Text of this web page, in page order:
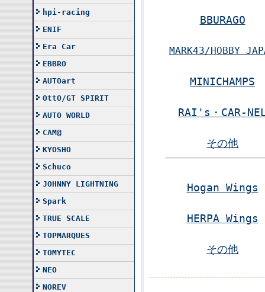
hpi-racing
ENIF
Era Car
EBBRO
AUTOart
OttO/GT SPIRIT
AUTO WORLD
CAM@
KYOSHO
Schuco
JOHNNY LIGHTNING
Spark
TRUE SCALE
TOPMARQUES
TOMYTEC
NEO
NOREV
BBURAGO
MARK43/HOBBY
MINICHAMPS
RAI's・CAR-
その他
Hogan Wings
HERPA Wings
その他